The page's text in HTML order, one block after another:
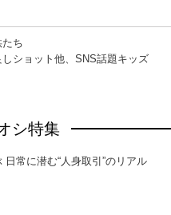
ち
ショット他、SNS話題キッズ
シ特集
日常に潜む“人身取引”のリアル